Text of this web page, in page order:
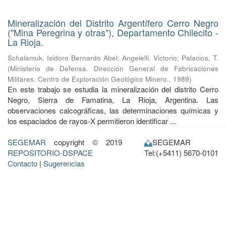
Mineralización del Distrito Argentífero Cerro Negro
("Mina Peregrina y otras"), Departamento Chilecito -
La Rioja.
Schalamuk, Isidoro Bernardo Abel; Angelelli, Victorio; Palacios, T.
(Ministerio de Defensa. Dirección General de Fabricaciones
Militares. Centro de Exploración Geológico Minero., 1989)
En este trabajo se estudia la mineralización del distrito Cerro
Negro, Sierra de Famatina, La Rioja, Argentina. Las
observaciones calcográficas, las determinaciones químicas y
los espaciados de rayos-X permitieron identificar ...
SEGEMAR copyright © 2019
REPOSITORIO-DSPACE
Contacto | Sugerencias
SEGEMAR
Tel:(+5411) 5670-0101